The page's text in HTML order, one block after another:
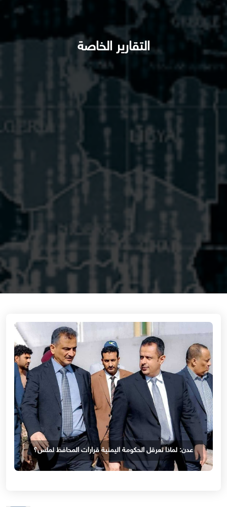
التقارير الخاصة
عدن: لماذا تعرقل الحكومة اليمنية قرارات المحافظ لملس؟